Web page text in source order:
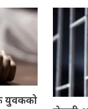
युवकको